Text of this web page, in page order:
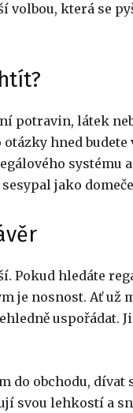
volbou, která se
potravin, látek
hned
systému
jako
Pokud hledáte
je nosnost. Ať už
do obchodu,
svou lehkostí a